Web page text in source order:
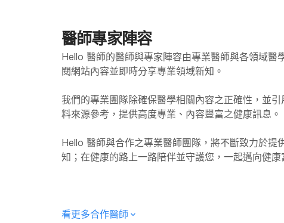
不過，如果孩子仍有以下情況，建議先繼續休息： 活動力明顯下降 食慾很差 持續嗜睡 反
覆哭鬧不舒服 高燒仍反覆出現 出疹期間可以洗澡、吹冷氣或出門嗎？ 玫瑰疹本身並不會因
洗澡、吹冷氣而惡化。 只要孩子精神狀況穩定、沒有發燒，通常仍可正常洗澡與待在通
風、舒適的環境中，不需要刻意悶熱「逼汗」。 至於外出部分，若仍在出疹期間，雖然傳
接觸。 玫瑰疹怎麼照顧？退燒、補水與居家觀察重點 玫瑰疹
使不接受特殊治療，也會隨著病程自然恢復。因此，玫瑰疹
分，以及觀察孩子精神與活動力變化。 發燒期間，先以補水
方式補充水分，例如： 白開水 母奶 配方奶 電解質補充液（依醫師建議使用） 若孩子食慾
變差，通常不需要過度勉強進食，只要願意喝水、尿量正常
又稱為「壓力荷爾蒙
法順利進入睡眠狀態。
也很重要。褪黑激素有
更快入眠。記得不要讓
度睡眠。 6. 提供孩子
物品讓他們更安心，例
陪睡，如果孩子怕黑，
增加孩子的安全感。
因為如此會增加孩子的
了解孩子是否有睡眠障
多喝水 當人體發燒時，
身體有充足的水分，以
想要有更好的效果，
額外的水分有助於降低
滴鼻劑(或噴鼻劑) 透過
涕，幫助清除鼻道裡的
要將水、無碘食鹽和
膠瓶裡。 4. 維波揉
體發熱的方法，緩解鼻
醫師專家陣容
Hello 醫師的醫師與專家陣容由專業醫師與各領域醫
閱網站內容並即時分享專業領域新知。
我們的專業團隊除確保醫學相關內容之正確性，並
料來源參考，提供高度專業、內容豐富之健康訊息。
Hello 醫師與合作之專業醫師團隊，將不斷致力於提
知；在健康的路上一路陪伴並守護您，一起邁向健康
看更多合作醫師